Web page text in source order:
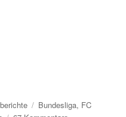
Schlagwörter
Bundesliga, FC